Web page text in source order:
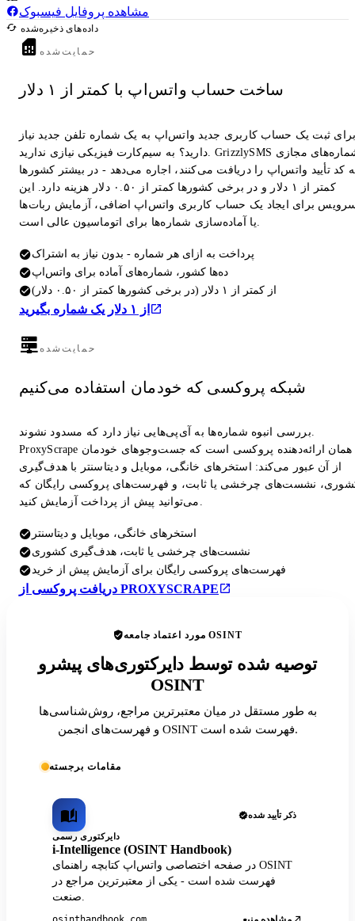
مشاهده پروفایل فیسبوک
داده‌های ذخیره‌شده
حمایت‌شده
ساخت حساب واتس‌اپ با کمتر از ۱ دلار
ثبت یک حساب کاربری جدید واتس‌اپ به یک شماره تلفن جدید نیاز
دارید؟ به سیم‌کارت فیزیکی نیازی ندارید. GrizzlySMS شماره‌های مجازی
کد تأیید واتس‌اپ را دریافت می‌کنند، اجاره می‌دهد - در بیشتر کشورها
کمتر از ۱ دلار و در برخی کشورها کمتر از ۰.۵۰ دلار هزینه دارد. این
برای ایجاد یک حساب کاربری واتس‌اپ اضافی، آزمایش ربات‌ها
یا آماده‌سازی شماره‌ها برای اتوماسیون عالی است.
پرداخت به ازای هر شماره - بدون نیاز به اشتراک
ده‌ها کشور، شماره‌های آماده برای واتس‌اپ
از کمتر از ۱ دلار (در برخی کشورها کمتر از ۰.۵۰ دلار)
از ۱ دلار یک شماره بگیرید
حمایت‌شده
شبکه پروکسی که خودمان استفاده می‌کنیم
بررسی انبوه شماره‌ها به آی‌پی‌هایی نیاز دارد که مسدود نشوند.
ProxyScrape همان ارائه‌دهنده پروکسی است که جست‌وجوهای خودمان
از آن عبور می‌کند: استخرهای خانگی، موبایل و دیتاسنتر با هدف‌گیری
نشست‌های چرخشی یا ثابت، و فهرست‌های پروکسی رایگان که
می‌توانید پیش از پرداخت آزمایش کنید.
استخرهای خانگی، موبایل و دیتاسنتر
نشست‌های چرخشی یا ثابت، هدف‌گیری کشوری
فهرست‌های پروکسی رایگان برای آزمایش پیش از خرید
دریافت پروکسی از PROXYSCRAPE
مورد اعتماد جامعه OSINT
توصیه شده توسط دایرکتوری‌های پیشرو
OSINT
به طور مستقل در میان معتبرترین مراجع، روش‌شناسی‌ها
و فهرست‌های انجمن OSINT فهرست شده است.
مقامات برجسته
ذکر تأیید شده
دایرکتوری رسمی
i-Intelligence (OSINT Handbook)
در صفحه اختصاصی واتس‌اپ کتابچه راهنمای OSINT
فهرست شده است - یکی از معتبرترین مراجع در
صنعت.